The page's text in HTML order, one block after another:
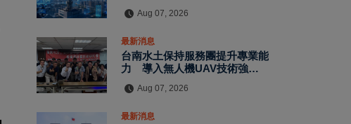
Aug 07, 2026
最新消息
台南水土保持服務團提升專業能
力 導入無人機UAV技術強化
Aug 07, 2026
最新消息